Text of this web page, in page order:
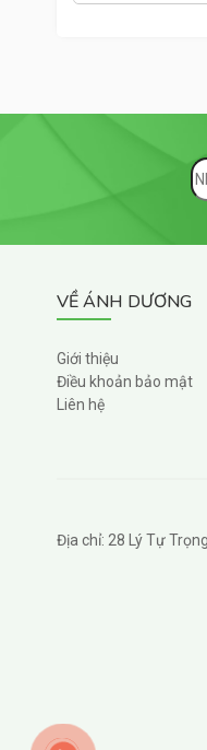
VỀ ÁNH DƯƠNG
Giới thiệu
Điều khoản bảo mật
Liên hệ
Địa chỉ: 28 Lý Tự